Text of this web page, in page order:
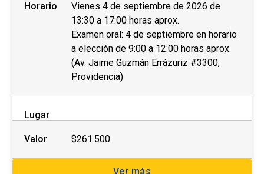
Horario
Vienes 4 de septiembre de 2026 de
13:30 a 17:00 horas aprox.
Examen oral: 4 de septiembre en horario
a elección de 9:00 a 12:00 horas aprox.
(Av. Jaime Guzmán Errázuriz #3300,
Providencia)
Lugar
Valor $261.500
Ver más